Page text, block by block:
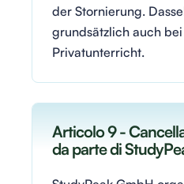
der Stornierung.
grundsätzlich auch
Privatunterricht.
Articolo 9 -
da parte di